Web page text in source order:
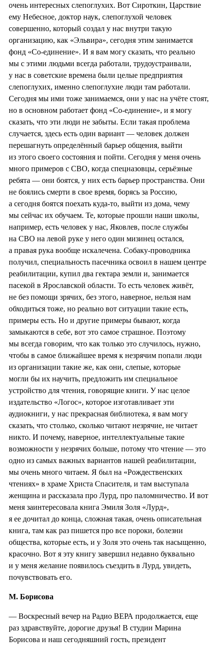
очень интересных слепоглухих. Вот Сироткин, Царствие
ему Небесное, доктор наук, слепоглухой человек
совершенно, который создал у нас внутри такую
организацию, как «Эльвира», сегодня этим занимается
фонд «Со-единение». И я вам могу сказать, что реально
мы с этими людьми всегда работали, трудоустраивали,
у нас в советские времена были целые предприятия
слепоглухих, именно слепоглухие люди там работали.
Сегодня мы ими тоже занимаемся, они у нас на учёте стоят,
но в основном работает фонд «Со-единение», и я могу
сказать, что эти люди не забыты. Если такая проблема
случается, здесь есть один вариант — человек должен
перешагнуть определённый барьер общения, выйти
из этого своего состояния и пойти. Сегодня у меня очень
много примеров с СВО, когда спецназовцы, серьёзные
ребята — они боятся, у них есть барьер пространства. Они
не боялись смерти в свое время, борясь за Россию,
а сегодня боятся поехать куда-то, выйти из дома, чему
мы сейчас их обучаем. Те, которые прошли наши школы,
например, есть человек у нас, Яковлев, после службы
на СВО на левой руке у него один мизинец остался,
а правая рука вообще искалечена. Собаку-проводника
получил, специальность пасечника освоил в нашем центре
реабилитации, купил два гектара земли и, занимается
пасекой в Ярославской области. То есть человек живёт,
не без помощи зрячих, без этого, наверное, нельзя нам
обходиться тоже, но реально вот ситуации такие есть,
примеры есть. Но и другие примеры бывают, когда
замыкаются в себе, вот это самое страшное. Поэтому
мы всегда говорим, что как только это случилось, нужно,
чтобы в самое ближайшее время к незрячим попали люди
из организации такие же, как они, слепые, которые
могли бы их научить, предложить им специальное
устройство для чтения, говорящие книги. У нас целое
издательство «Логос», которое изготавливает эти
аудиокниги, у нас прекрасная библиотека, я вам могу
сказать, что столько, сколько читают незрячие, не читает
никто. И почему, наверное, интеллектуальные такие
возможности у незрячих больше, потому что чтение — это
одно из самых важных вариантов нашей реабилитации,
мы очень много читаем. Я был на «Рождественских
чтениях» в храме Христа Спасителя, и там выступала
женщина и рассказала про Лурд, про паломничество. И вот
меня заинтересовала книга Эмиля Золя «Лурд»,
я ее дочитал до конца, сложная такая, очень описательная
книга, там как раз пишется про все пороки, болезни
общества, которые есть, и у Золя это очень так насыщенно,
красочно. Вот я эту книгу завершил недавно буквально
и у меня желание появилось съездить в Лурд, увидеть,
почувствовать его.
М. Борисова
— Воскресный вечер на Радио ВЕРА продолжается, еще
раз здравствуйте, дорогие друзья! В студии Марина
Борисова и наш сегодняшний гость, президент